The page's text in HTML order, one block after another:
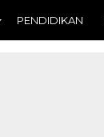
PENDIDIKAN